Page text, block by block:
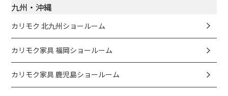
九州・沖縄
カリモク 北九州ショールーム
カリモク家具 福岡ショールーム
カリモク家具 鹿児島ショールーム